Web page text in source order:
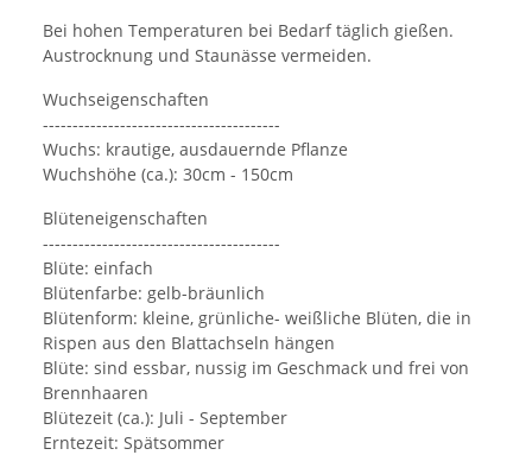
Bei hohen Temperaturen bei Bedarf täglich gießen.
Austrocknung und Staunässe vermeiden.
Wuchseigenschaften
----------------------------------------
Wuchs: krautige, ausdauernde Pflanze
Wuchshöhe (ca.): 30cm - 150cm
Blüteneigenschaften
----------------------------------------
Blüte: einfach
Blütenfarbe: gelb-bräunlich
Blütenform: kleine, grünliche- weißliche Blüten, die in
Rispen aus den Blattachseln hängen
Blüte: sind essbar, nussig im Geschmack und frei von
Brennhaaren
Blütezeit (ca.): Juli - September
Erntezeit: Spätsommer